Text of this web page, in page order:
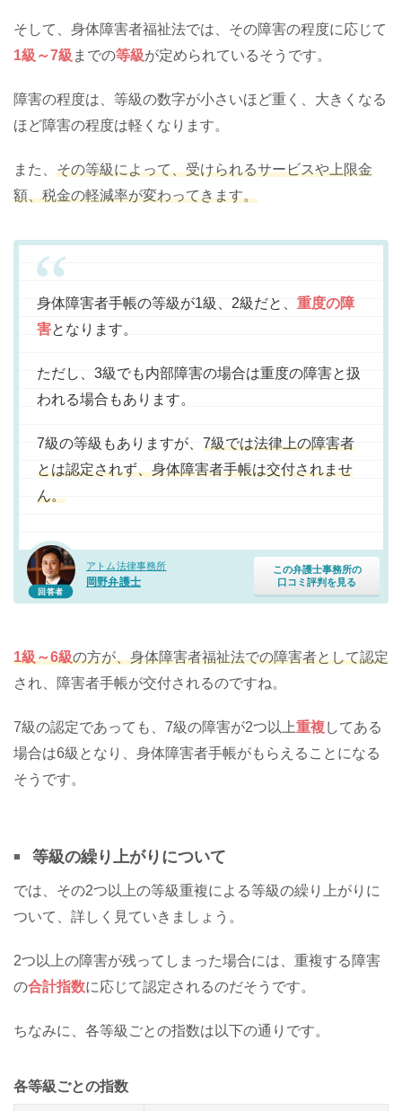
そして、身体障害者福祉法では、その障害の程度に応じて
1級～7級 までの等級が定められているそうです。
障害の程度は、等級の数字が小さいほど重く、大きくなる
ほど障害の程度は軽くなります。
また、 その等級によって、受けられるサービスや上限金
額、税金の軽減率が変わってきます。
回答者
アトム法律事務所
岡野弁護士
この弁護士事務所の
口コミ評判を見る
身体障害者手帳の等級が1級、2級だと、 重度の障
害となります。
ただし、3級でも内部障害の場合は重度の障害と扱
われる場合もあります。
7級の等級もありますが、 7級では法律上の障害者
とは認定されず、身体障害者手帳は交付されませ
ん。
1級～6級の方が、身体障害者福祉法での障害者として認定
され、障害者手帳が交付されるのですね。
7級の認定であっても、7級の障害が2つ以上重複してある
場合は6級となり、身体障害者手帳がもらえることになる
そうです。
等級の繰り上がりについて
では、その2つ以上の等級重複による等級の繰り上がりに
ついて、詳しく見ていきましょう。
2つ以上の障害が残ってしまった場合には、重複する障害
の合計指数に応じて認定されるのだそうです。
ちなみに、各等級ごとの指数は以下の通りです。
各等級ごとの指数